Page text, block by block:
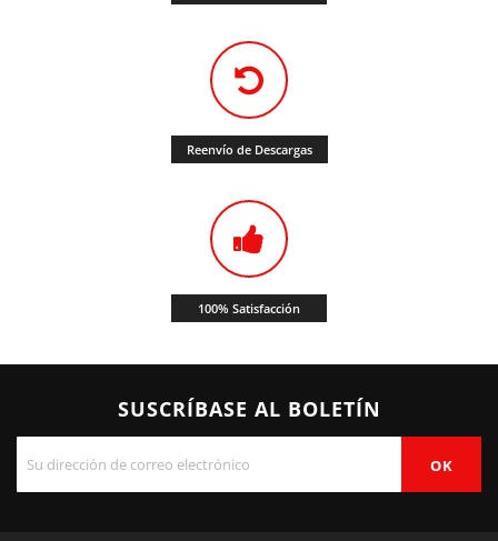
Reenvío de Descargas
100% Satisfacción
SUSCRÍBASE AL BOLETÍN